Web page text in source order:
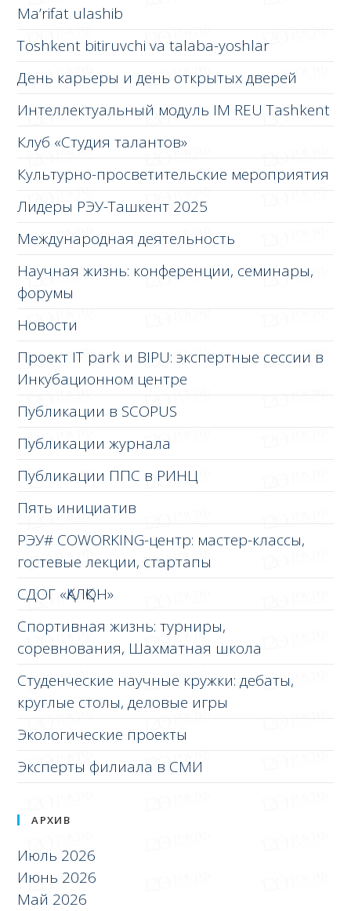
Ma’rifat ulashib
Toshkent bitiruvchi va talaba-yoshlar
День карьеры и день открытых дверей
Интеллектуальный модуль IM REU Tashkent
Клуб «Студия талантов»
Культурно-просветительские мероприятия
Лидеры РЭУ-Ташкент 2025
Международная деятельность
Научная жизнь: конференции, семинары,
форумы
Новости
Проект IT park и BIPU: экспертные сессии в
Инкубационном центре
Публикации в SCOPUS
Публикации журнала
Публикации ППС в РИНЦ
Пять инициатив
РЭУ# COWORKING-центр: мастер-классы,
гостевые лекции, стартапы
СДОГ «ҚАЛҚОН»
Спортивная жизнь: турниры,
соревнования, Шахматная школа
Студенческие научные кружки: дебаты,
круглые столы, деловые игры
Экологические проекты
Эксперты филиала в СМИ
АРХИВ
Июль 2026
Июнь 2026
Май 2026